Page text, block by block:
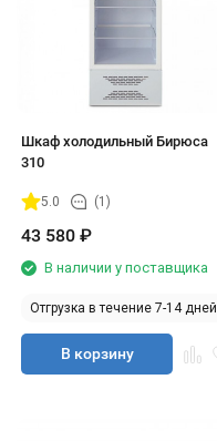
Шкаф холодильный Бирюса
310
5.0 (1)
43 580 ₽
В наличии у поставщика
Отгрузка в течение 7-14 дней
В корзину